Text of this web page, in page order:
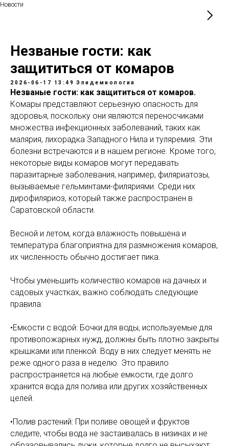
Новости
Незваные гости: как
защититься от комаров
2026-06-17 13:49 Эпидемиология
Незваные гости: как защититься от комаров.
Комары представляют серьезную опасность для
здоровья, поскольку они являются переносчиками
множества инфекционных заболеваний, таких как
малярия, лихорадка Западного Нила и туляремия. Эти
болезни встречаются и в нашем регионе. Кроме того,
некоторые виды комаров могут передавать
паразитарные заболевания, например, филяриатозы,
вызываемые гельминтами-филяриями. Среди них
дирофиляриоз, который также распространен в
Саратовской области.
Весной и летом, когда влажность повышена и
температура благоприятна для размножения комаров,
их численность обычно достигает пика.
Чтобы уменьшить количество комаров на дачных и
садовых участках, важно соблюдать следующие
правила:
•Емкости с водой: Бочки для воды, используемые для
противопожарных нужд, должны быть плотно закрыты
крышками или пленкой. Воду в них следует менять не
реже одного раза в неделю. Это правило
распространяется на любые емкости, где долго
хранится вода для полива или других хозяйственных
целей.
•Полив растений: При поливе овощей и фруктов
следите, чтобы вода не застаивалась в низинах и не